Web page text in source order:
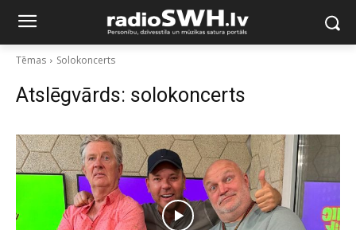
Tēmas Solokoncerts
Atslēgvārds: solokoncerts